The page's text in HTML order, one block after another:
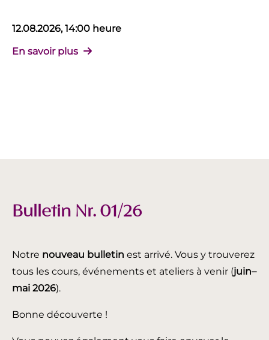
12.08.2026, 14:00 heure
En savoir plus
Bulletin Nr. 01/26
Notre nouveau bulletin est arrivé. Vous y trouverez
tous les cours, événements et ateliers à venir (juin–
mai 2026).
Bonne découverte !